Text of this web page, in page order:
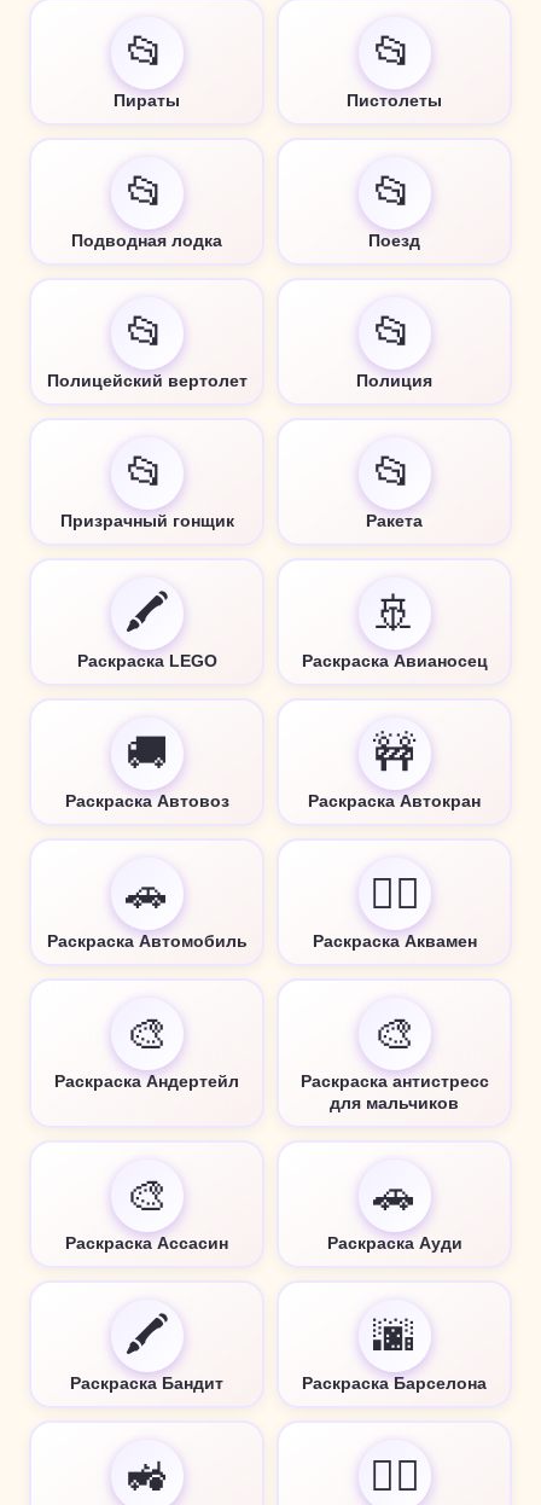
📂
Пираты
📂
Пистолеты
📂
Подводная лодка
📂
Поезд
📂
Полицейский вертолет
📂
Полиция
📂
Призрачный гонщик
📂
Ракета
🖍️
Раскраска LEGO
🚢
Раскраска Авианосец
🚚
Раскраска Автовоз
🚧
Раскраска Автокран
🚗
Раскраска Автомобиль
🦸‍♂️
Раскраска Аквамен
🎨
Раскраска Андертейл
🎨
Раскраска антистресс
для мальчиков
🎨
Раскраска Ассасин
🚗
Раскраска Ауди
🖍️
Раскраска Бандит
🌆
Раскраска Барселона
🚜 🦸‍♂️